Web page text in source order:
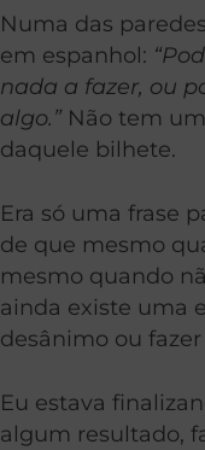
Numa das
em espanhol:
nada a fazer, ou
algo.”Não tem
daquele bilhete.
Era só uma frase
de que mesmo
mesmo quando
ainda existe uma
desânimo ou
Eu estava
algum resultado,